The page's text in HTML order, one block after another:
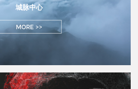
城脉中心
MORE >>